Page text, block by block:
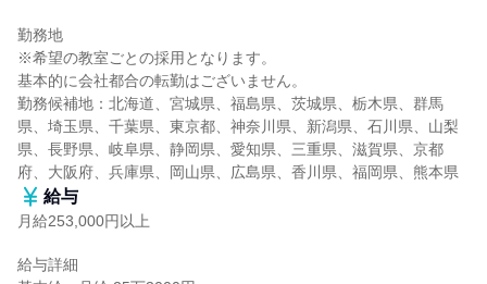
勤務地
※希望の教室ごとの採用となります。
基本的に会社都合の転勤はございません。
勤務候補地：北海道、宮城県、福島県、茨城県、栃木県、群馬
県、埼玉県、千葉県、東京都、神奈川県、新潟県、石川県、山梨
県、長野県、岐阜県、静岡県、愛知県、三重県、滋賀県、京都
府、大阪府、兵庫県、岡山県、広島県、香川県、福岡県、熊本県
給与
月給253,000円以上
給与詳細